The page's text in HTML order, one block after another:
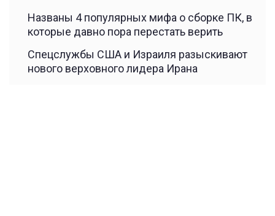
Названы 4 популярных мифа о сборке ПК, в
которые давно пора перестать верить
Спецслужбы США и Израиля разыскивают
нового верховного лидера Ирана